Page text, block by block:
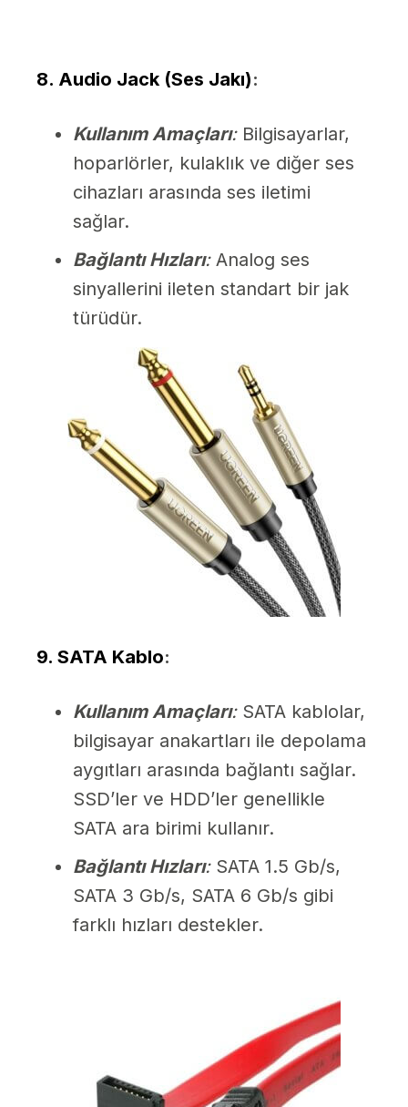
8. Audio Jack (Ses Jakı):
Kullanım Amaçları:Bilgisayarlar,
hoparlörler, kulaklık ve diğer ses
cihazları arasında ses iletimi
sağlar.
Bağlantı Hızları:Analog ses
sinyallerini ileten standart bir jak
türüdür.
9. SATA Kablo:
Kullanım Amaçları:SATA kablolar,
bilgisayar anakartları ile depolama
aygıtları arasında bağlantı sağlar.
SSD’ler ve HDD’ler genellikle
SATA ara birimi kullanır.
Bağlantı Hızları:SATA 1.5 Gb/s,
SATA 3 Gb/s, SATA 6 Gb/s gibi
farklı hızları destekler.